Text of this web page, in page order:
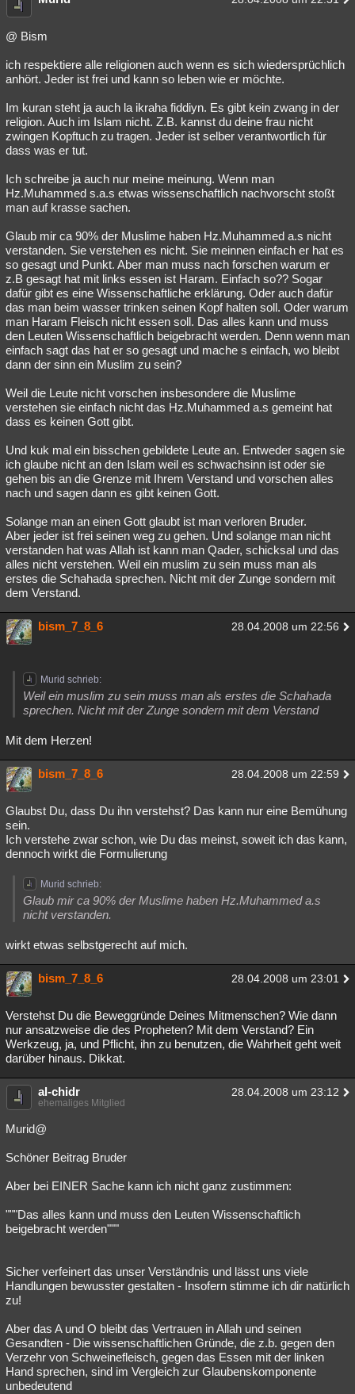
@ Bism
ich respektiere alle religionen auch wenn es sich wiedersprüchlich
anhört. Jeder ist frei und kann so leben wie er möchte.
Im kuran steht ja auch la ikraha fiddiyn. Es gibt kein zwang in der
religion. Auch im Islam nicht. Z.B. kannst du deine frau nicht
zwingen Kopftuch zu tragen. Jeder ist selber verantwortlich für
dass was er tut.
Ich schreibe ja auch nur meine meinung. Wenn man
Hz.Muhammed s.a.s etwas wissenschaftlich nachvorscht stoßt
man auf krasse sachen.
Glaub mir ca 90% der Muslime haben Hz.Muhammed a.s nicht
verstanden. Sie verstehen es nicht. Sie meinnen einfach er hat es
so gesagt und Punkt. Aber man muss nach forschen warum er
z.B gesagt hat mit links essen ist Haram. Einfach so?? Sogar
dafür gibt es eine Wissenschaftliche erklärung. Oder auch dafür
das man beim wasser trinken seinen Kopf halten soll. Oder warum
man Haram Fleisch nicht essen soll. Das alles kann und muss
den Leuten Wissenschaftlich beigebracht werden. Denn wenn man
einfach sagt das hat er so gesagt und mache s einfach, wo bleibt
dann der sinn ein Muslim zu sein?
Weil die Leute nicht vorschen insbesondere die Muslime
verstehen sie einfach nicht das Hz.Muhammed a.s gemeint hat
dass es keinen Gott gibt.
Und kuk mal ein bisschen gebildete Leute an. Entweder sagen sie
ich glaube nicht an den Islam weil es schwachsinn ist oder sie
gehen bis an die Grenze mit Ihrem Verstand und vorschen alles
nach und sagen dann es gibt keinen Gott.
Solange man an einen Gott glaubt ist man verloren Bruder.
Aber jeder ist frei seinen weg zu gehen. Und solange man nicht
verstanden hat was Allah ist kann man Qader, schicksal und das
alles nicht verstehen. Weil ein muslim zu sein muss man als
erstes die Schahada sprechen. Nicht mit der Zunge sondern mit
dem Verstand.
bism_7_8_6 28.04.2008 um 22:56
Murid schrieb:
Weil ein muslim zu sein muss man als erstes die Schahada
sprechen. Nicht mit der Zunge sondern mit dem Verstand
Mit dem Herzen!
bism_7_8_6 28.04.2008 um 22:59
Glaubst Du, dass Du ihn verstehst? Das kann nur eine Bemühung
sein.
Ich verstehe zwar schon, wie Du das meinst, soweit ich das kann,
dennoch wirkt die Formulierung
Murid schrieb:
Glaub mir ca 90% der Muslime haben Hz.Muhammed a.s
nicht verstanden.
wirkt etwas selbstgerecht auf mich.
bism_7_8_6 28.04.2008 um 23:01
Verstehst Du die Beweggründe Deines Mitmenschen? Wie dann
nur ansatzweise die des Propheten? Mit dem Verstand? Ein
Werkzeug, ja, und Pflicht, ihn zu benutzen, die Wahrheit geht weit
darüber hinaus. Dikkat.
al-chidr 28.04.2008 um 23:12
ehemaliges Mitglied
Murid@
Schöner Beitrag Bruder
Aber bei EINER Sache kann ich nicht ganz zustimmen:
"""Das alles kann und muss den Leuten Wissenschaftlich
beigebracht werden"""
Sicher verfeinert das unser Verständnis und lässt uns viele
Handlungen bewusster gestalten - Insofern stimme ich dir natürlich
zu!
Aber das A und O bleibt das Vertrauen in Allah und seinen
Gesandten - Die wissenschaftlichen Gründe, die z.b. gegen den
Verzehr von Schweinefleisch, gegen das Essen mit der linken
Hand sprechen, sind im Vergleich zur Glaubenskomponente
unbedeutend